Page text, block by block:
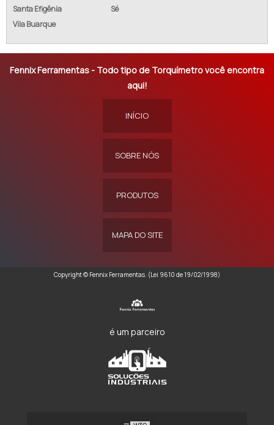
Santa Efigênia
Sé
Vila Buarque
Fennix Ferramentas - Todo tipo de Torquímetro você encontra
aqui!
INÍCIO
SOBRE NÓS
PRODUTOS
MAPA DO SITE
Copyright © Fennix Ferramentas. (Lei 9610 de 19/02/1998)
é um parceiro